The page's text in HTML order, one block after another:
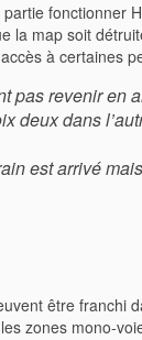
fonctionner
la map soit
à certaines
pas revenir en
deux dans
est arrivé
être franchi
zones mono-